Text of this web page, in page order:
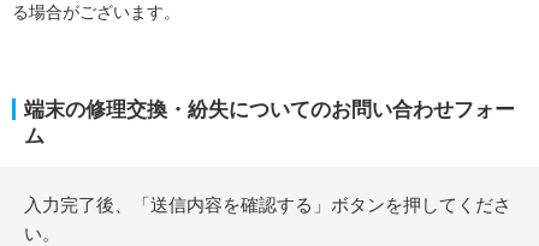
る場合がございます。
端末の修理交換・紛失についてのお問い合わせフォー
ム
入力完了後、「送信内容を確認する」ボタンを押してくださ
い。